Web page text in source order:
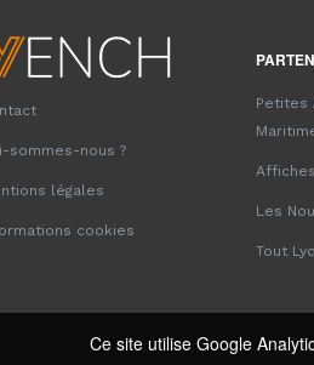
Ce site utilise Google
sommes-nous ?
légales
cookies
Petites
Les
Tout